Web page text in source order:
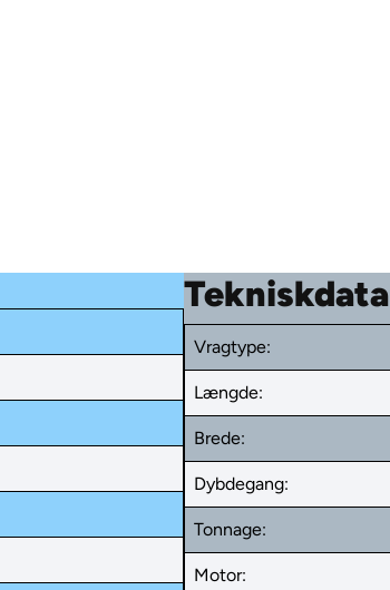
Tekniskdata
Vragtype:
Længde:
Brede:
Dybdegang:
Tonnage:
Motor: